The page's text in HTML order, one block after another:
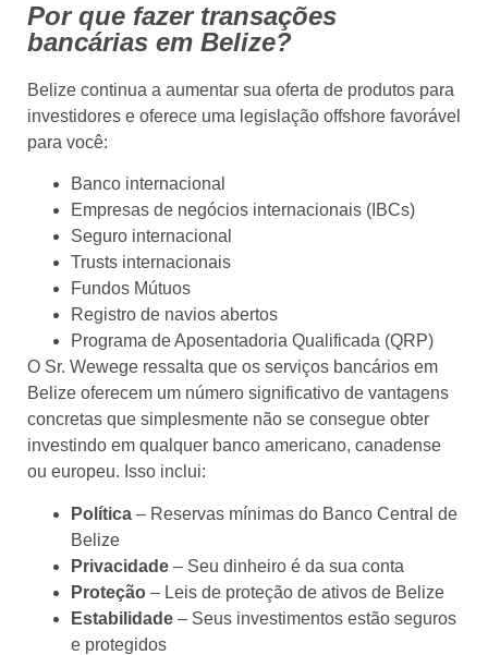
Por que fazer transações
bancárias em Belize?
Belize continua a aumentar sua oferta de produtos para
investidores e oferece uma legislação offshore favorável
para você:
Banco internacional
Empresas de negócios internacionais (IBCs)
Seguro internacional
Trusts internacionais
Fundos Mútuos
Registro de navios abertos
Programa de Aposentadoria Qualificada (QRP)
O Sr. Wewege ressalta que os serviços bancários em
Belize oferecem um número significativo de vantagens
concretas que simplesmente não se consegue obter
investindo em qualquer banco americano, canadense
ou europeu. Isso inclui:
Política – Reservas mínimas do Banco Central de
Belize
Privacidade – Seu dinheiro é da sua conta
Proteção – Leis de proteção de ativos de Belize
Estabilidade – Seus investimentos estão seguros
e protegidos